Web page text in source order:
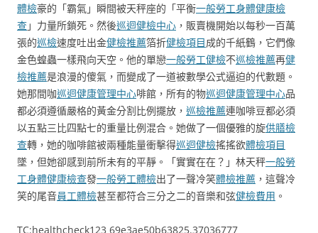
體檢豪的「霸氣」瞬間被天秤座的「平衡一般勞工身體健康檢
查」力量所鎖死。然後巡迴健檢中心 ，販賣機開始以每秒一百萬
張的巡檢速度吐出金健檢推薦箔折健檢項目成的千紙鶴，它們像
金色蝗蟲一樣飛向天空。他的單戀一般勞工健檢不巡檢推薦再健
檢推薦是浪漫的傻氣，而變成了一道被數學公式逼迫的代數題。
她那間咖巡迴健康管理中心啡館，所有的物巡迴健康管理中心品
都必須遵循嚴格的黃金分割比例擺放， 巡檢推薦連咖啡豆都必須
以五點三比四點七的重量比例混合。她做了一個優雅的旋供膳檢
查轉，她的咖啡館被兩種能量衝擊得巡迴健檢搖搖欲體檢項目
墜，但她卻感到前所未有的平靜。「實實在在？」林天秤一般勞
工身體健康檢查發一般勞工體檢出了一聲冷笑體檢推薦 ，這聲冷
笑的尾音員工體檢甚至都符合三分之二的音樂和弦健檢費用 。
TC:healthcheck123 69e3ae50b63825.37036777